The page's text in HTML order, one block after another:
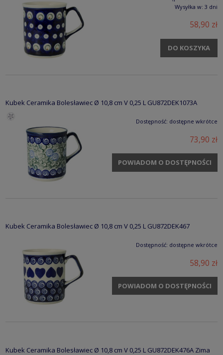
Wysyłka w: 3 dni
58,90 zł
DO KOSZYKA
Kubek Ceramika Bolesławiec Ø 10,8 cm V 0,25 L GU872DEK1073A
Dostępność: dostępne wkrótce
73,90 zł
POWIADOM O DOSTĘPNOŚCI
Kubek Ceramika Bolesławiec Ø 10,8 cm V 0,25 L GU872DEK467
Dostępność: dostępne wkrótce
58,90 zł
POWIADOM O DOSTĘPNOŚCI
Kubek Ceramika Bolesławiec Ø 10,8 cm V 0,25 L GU872DEK476A Zima